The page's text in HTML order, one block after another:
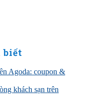
biết
Agoda: coupon &
khách sạn trên